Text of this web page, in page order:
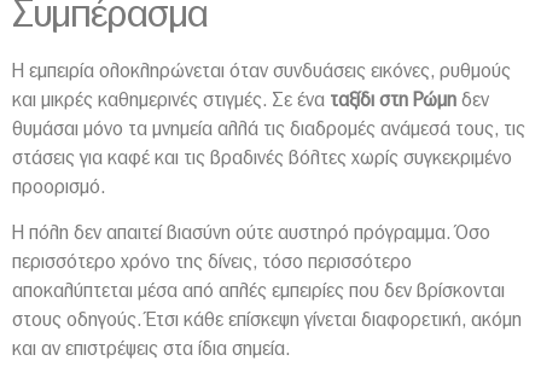
Συμπέρασμα
Η εμπειρία ολοκληρώνεται όταν συνδυάσεις εικόνες, ρυθμούς
και μικρές καθημερινές στιγμές. Σε ένα ταξίδι στη Ρώμη δεν
θυμάσαι μόνο τα μνημεία αλλά τις διαδρομές ανάμεσά τους, τις
στάσεις για καφέ και τις βραδινές βόλτες χωρίς συγκεκριμένο
προορισμό.
Η πόλη δεν απαιτεί βιασύνη ούτε αυστηρό πρόγραμμα. Όσο
περισσότερο χρόνο της δίνεις, τόσο περισσότερο
αποκαλύπτεται μέσα από απλές εμπειρίες που δεν βρίσκονται
στους οδηγούς. Έτσι κάθε επίσκεψη γίνεται διαφορετική, ακόμη
και αν επιστρέψεις στα ίδια σημεία.